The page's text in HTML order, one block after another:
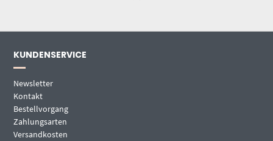
KUNDENSERVICE
Newsletter
Kontakt
Bestellvorgang
Zahlungsarten
Versandkosten